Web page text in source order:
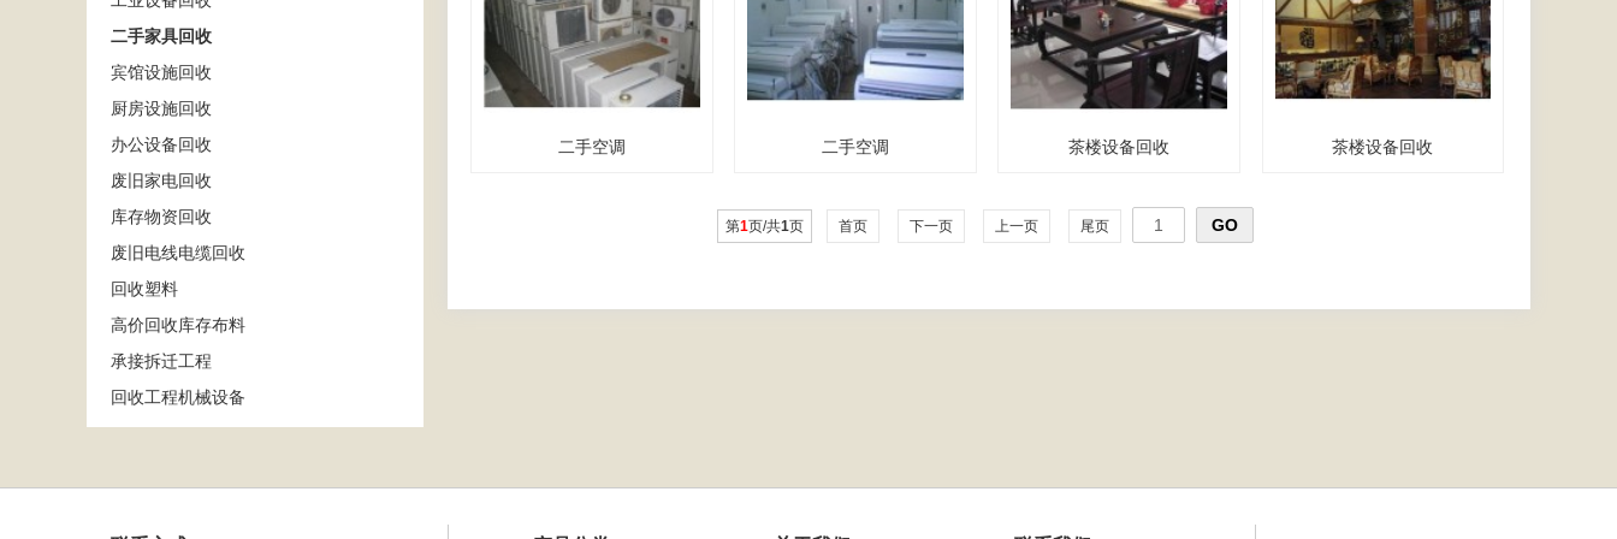
二手家具回收
宾馆设施回收
厨房设施回收
办公设备回收
废旧家电回收
库存物资回收
废旧电线电缆回收
回收塑料
高价回收库存布料
承接拆迁工程
回收工程机械设备
二手空调 二手空调 茶楼设备回收 茶楼设备回收
第1页/共1页 首页 下一页 上一页 尾页